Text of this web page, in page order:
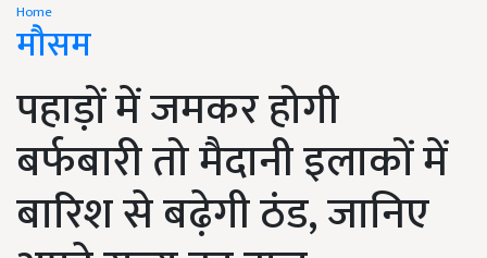
Home
मौसम
पहाड़ों में जमकर होगी
बर्फबारी तो मैदानी इलाकों में
बारिश से बढ़ेगी ठंड, जानिए